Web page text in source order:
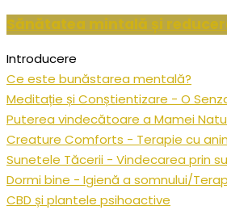
Sănătatea mintală și
Introducere
Ce este bunăstarea mentală?
Meditație și Conștientizare - O
Puterea vindecătoare a Mamei
Creature Comforts - Terapie cu
Sunetele Tăcerii - Vindecarea prin
Dormi bine - Igienă a somnului/
CBD și plantele psihoactive